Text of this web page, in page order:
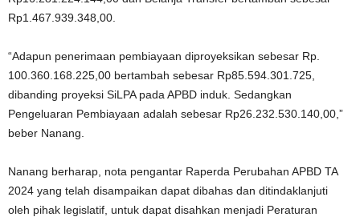
Rp1.467.939.348,00.
“Adapun penerimaan pembiayaan diproyeksikan sebesar Rp.
100.360.168.225,00 bertambah sebesar Rp85.594.301.725,
dibanding proyeksi SiLPA pada APBD induk. Sedangkan
Pengeluaran Pembiayaan adalah sebesar Rp26.232.530.140,00,”
beber Nanang.
Nanang berharap, nota pengantar Raperda Perubahan APBD TA
2024 yang telah disampaikan dapat dibahas dan ditindaklanjuti
oleh pihak legislatif, untuk dapat disahkan menjadi Peraturan